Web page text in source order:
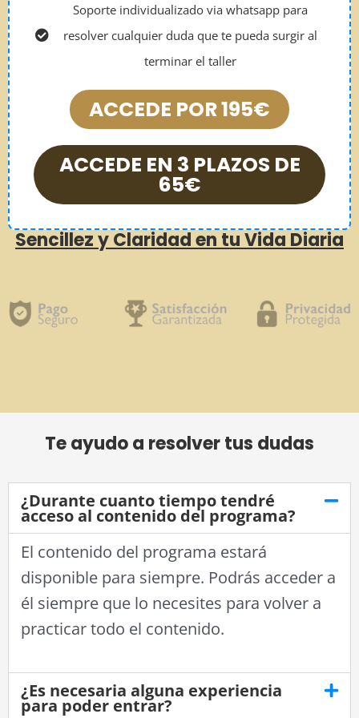
Soporte individualizado via whatsapp para
resolver cualquier duda que te pueda surgir al
terminar el taller
ACCEDE POR 195€
ACCEDE EN 3 PLAZOS DE
65€
Sencillez y Claridad en tu Vida Diaria
Te ayudo a resolver tus dudas
¿Durante cuanto tiempo tendré
acceso al contenido del programa?
El contenido del programa estará
disponible para siempre. Podrás acceder a
él siempre que lo necesites para volver a
practicar todo el contenido.
¿Es necesaria alguna experiencia
para poder entrar?